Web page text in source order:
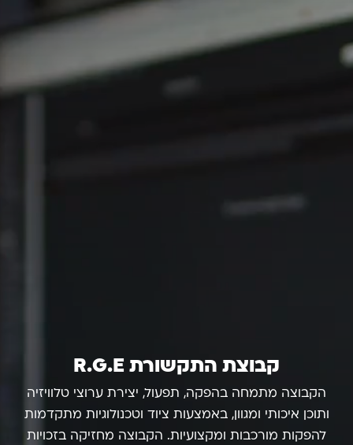
קבוצת התקשורת R.G.E
הקבוצה מתמחה בהפקה, תפעול, יצירת ערוצי טלוויזיה
ותוכן איכותי ומגוון, באמצעות ציוד וטכנולוגיות מתקדמות
להפקות מורכבות ומקצועיות. הקבוצה מחזיקה בזכויות